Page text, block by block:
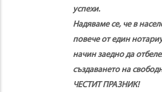
успехи.
Надяваме се, че в
повече от един
начин заедно да
създаването на
ЧЕСТИТ ПРАЗНИК!